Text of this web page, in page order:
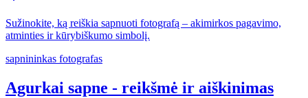
Sužinokite, ką reiškia sapnuoti fotografą – akimirkos pagavimo,
atminties ir kūrybiškumo simbolį.
sapnininkas fotografas
Agurkai sapne - reikšmė ir aiškinimas